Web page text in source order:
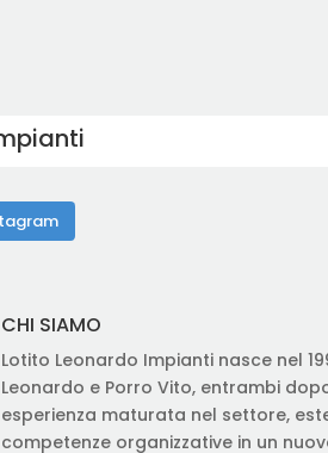
CHI SIAMO
Lotito Leonardo Impianti nasce nel
Leonardo e Porro Vito, entrambi
esperienza maturata nel settore,
competenze organizzative in un